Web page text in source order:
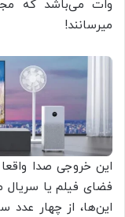
میرسانند!
این خروجی صدا
فضای فیلم یا سریال